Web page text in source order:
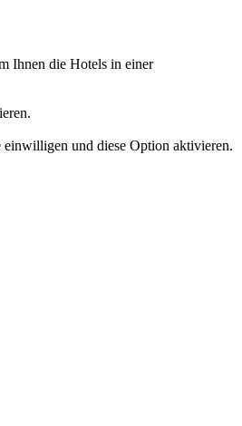
Ihnen die Hotels in einer
und diese Option aktivieren.